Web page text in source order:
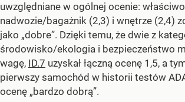
uwzględniane w ogólnej ocenie:
nadwozie/bagażnik (2,3) i wnętrze (2,4)
jako „dobre”. Dzięki temu, że dwie z
środowisko/ekologia i bezpieczeństwo
wagę, ID.7 uzyskał łączną ocenę 1,5, a
pierwszy samochód w historii testów
ocenę „bardzo dobrą”.